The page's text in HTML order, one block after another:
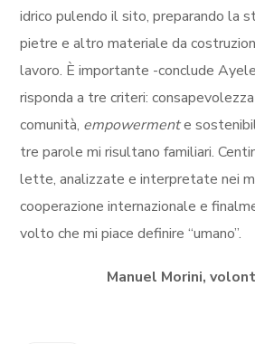
idrico pulendo il sito, preparando la
pietre e altro materiale da
lavoro. È importante -conclude
risponda a tre criteri:
comunità, empowermente
tre parole mi risultano familiari.
lette, analizzate e interpretate nei
cooperazione internazionale e
volto che mi piace definire “umano”.
Manuel Morini,